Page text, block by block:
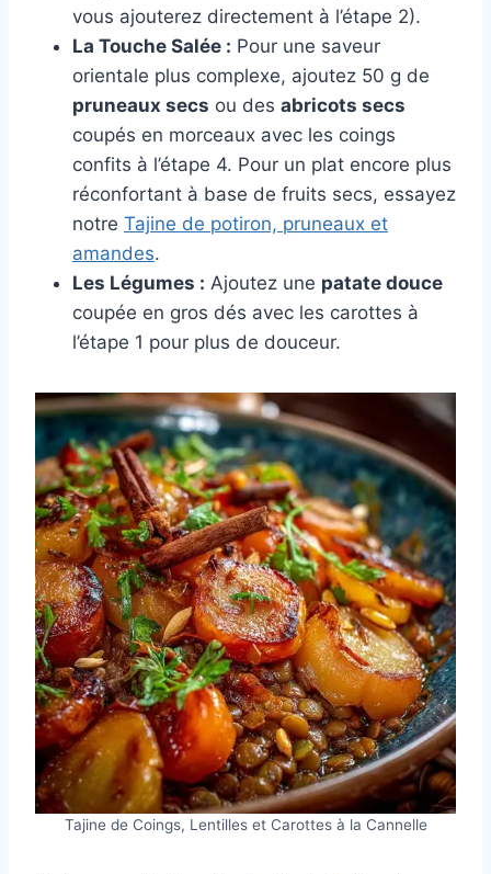
vous ajouterez directement à l’étape 2).
La Touche Salée : Pour une saveur
orientale plus complexe, ajoutez 50 g de
pruneaux secs ou des abricots secs
coupés en morceaux avec les coings
confits à l’étape 4. Pour un plat encore plus
réconfortant à base de fruits secs, essayez
notre Tajine de potiron, pruneaux et
amandes.
Les Légumes : Ajoutez une patate douce
coupée en gros dés avec les carottes à
l’étape 1 pour plus de douceur.
Tajine de Coings, Lentilles et Carottes à la Cannelle